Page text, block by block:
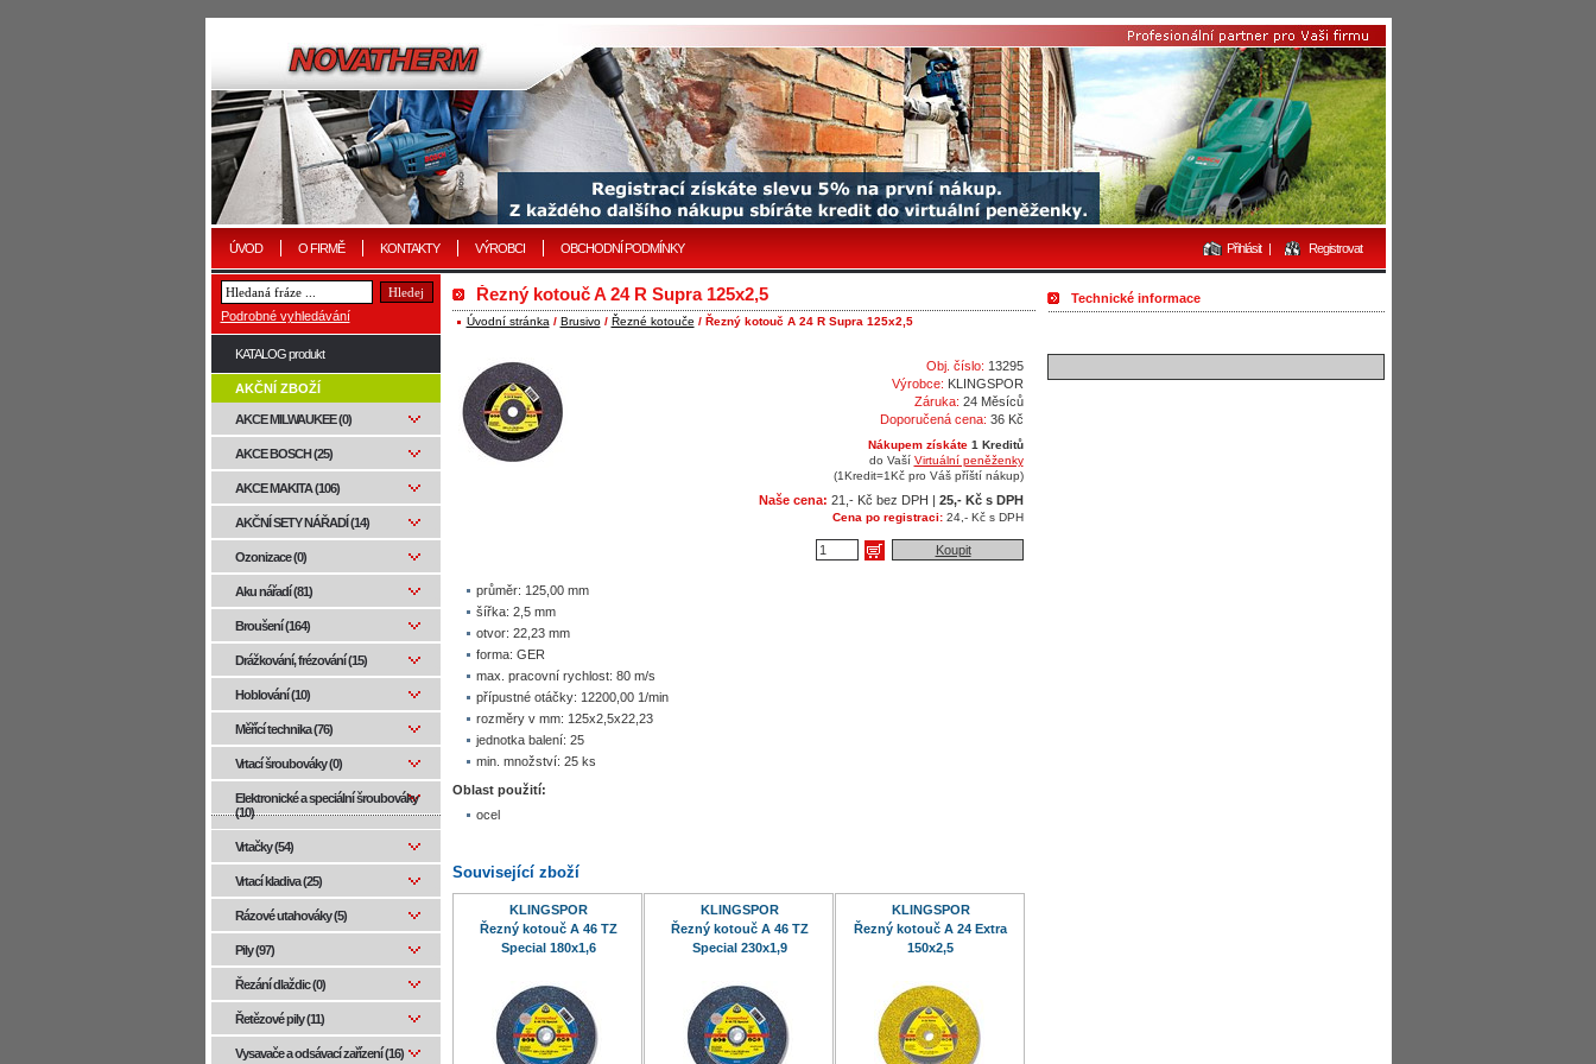
ÚVOD O FIRMĚ KONTAKTY VÝROBCI OBCHODNÍ PODMÍNKY Přihlásit | Registrovat
Řezný kotouč A 24 R Supra 125x2,5
Úvodní stránka / Brusivo/ Řezné kotouče / Řezný kotouč A 24 R Supra 125x2,5
Obj. číslo: 13295
Výrobce: KLINGSPOR
Záruka: 24 Měsíců
Doporučená cena: 36 Kč
Nákupem získáte1 Kreditů
do Vaší Virtuální peněženky
(1Kredit=1Kč pro Váš příští nákup)
Naše cena: 21,- Kč bez DPH | 25,- Kč s DPH
Cena po registraci:24,- Kč s DPH
Koupit
průměr: 125,00 mm
šířka: 2,5 mm
otvor: 22,23 mm
forma: GER
max. pracovní rychlost: 80 m/s
přípustné otáčky: 12200,00 1/min
rozměry v mm: 125x2,5x22,23
jednotka balení: 25
min. množství: 25 ks
Oblast použití:
ocel
Související zboží
KLINGSPOR
Řezný kotouč A 46 TZ
Special 180x1,6
KLINGSPOR
Řezný kotouč A 46 TZ
Special 230x1,9
KLINGSPOR
Řezný kotouč A 24 Extra
150x2,5
Technické informace
Podrobné vyhledávání
KATALOG produkt
AKČNÍ ZBOŽÍ
AKCE MILWAUKEE (0)
AKCE BOSCH (25)
AKCE MAKITA (106)
AKČNÍ SETY NÁŘADÍ (14)
Ozonizace (0)
Aku nářadí (81)
Broušení (164)
Drážkování, frézování (15)
Hoblování (10)
Měřící technika (76)
Vrtací šroubováky (0)
Elektronické a speciální šroubováky
(10)
Vrtačky (54)
Vrtací kladiva (25)
Rázové utahováky (5)
Pily (97)
Řezání dlaždic (0)
Řetězové pily (11)
Vysavače a odsávací zařízení (16)